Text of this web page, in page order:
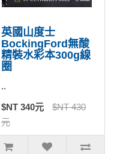
英國山度士
BockingFord無酸
精裝水彩本300g線
圈
..
$NT 340元
$NT 430
元